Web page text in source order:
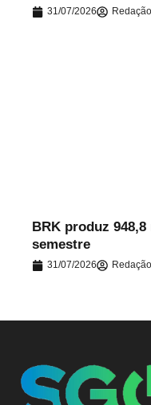
31/07/2026 Redação
BRK produz
semestre
31/07/2026 Redação